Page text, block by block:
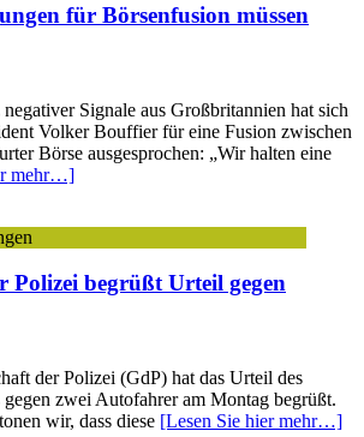
für Börsenfusion müssen
Signale aus Großbritannien hat sich
Volker Bouffier für eine Fusion zwischen
Börse ausgesprochen: „Wir halten eine
mehr…]
Polizei begrüßt Urteil gegen
der Polizei (GdP) hat das Urteil des
zwei Autofahrer am Montag begrüßt.
wir, dass diese [Lesen Sie hier mehr…]